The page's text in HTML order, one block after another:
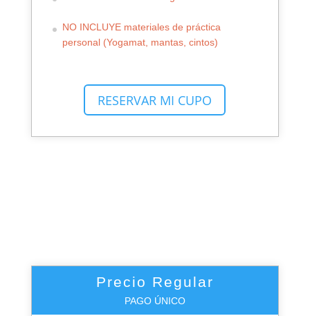
NO INCLUYE materiales de práctica
personal (Yogamat, mantas, cintos)
RESERVAR MI CUPO
Precio Regular
PAGO ÚNICO